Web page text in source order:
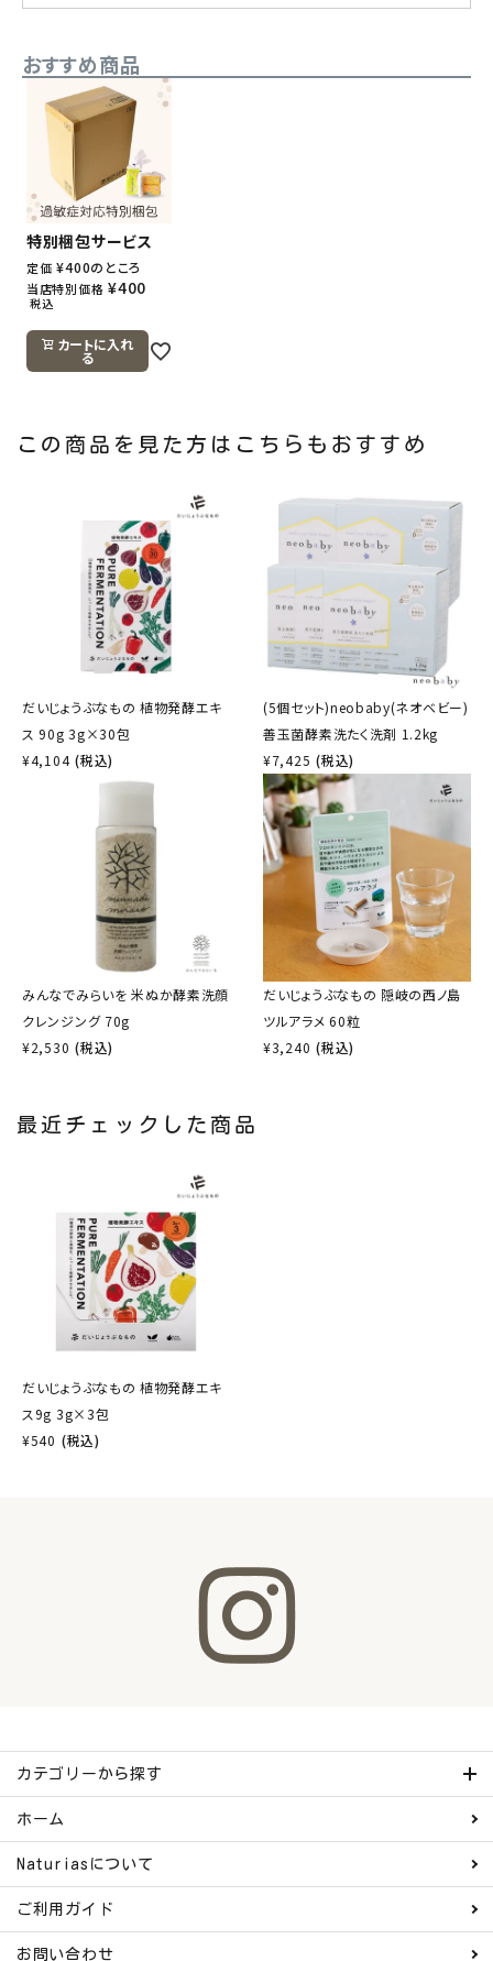
おすすめ商品
特別梱包サービス
定価 ¥400のところ
当店特別価格 ¥400
税込
カートに入れ
る
この商品を見た方はこちらもおすすめ
だいじょうぶなもの 植物発酵エキ
ス 90g 3g×30包
¥4,104 (税込)
(5個セット)neobaby(ネオベビー)
善玉菌酵素洗たく洗剤 1.2kg
¥7,425 (税込)
みんなでみらいを 米ぬか酵素洗顔
クレンジング 70g
¥2,530 (税込)
だいじょうぶなもの 隠岐の西ノ島
ツルアラメ 60粒
¥3,240 (税込)
最近チェックした商品
だいじょうぶなもの 植物発酵エキ
ス9g 3g×3包
¥540 (税込)
カテゴリーから探す
ホーム
Naturiasについて
ご利用ガイド
お問い合わせ